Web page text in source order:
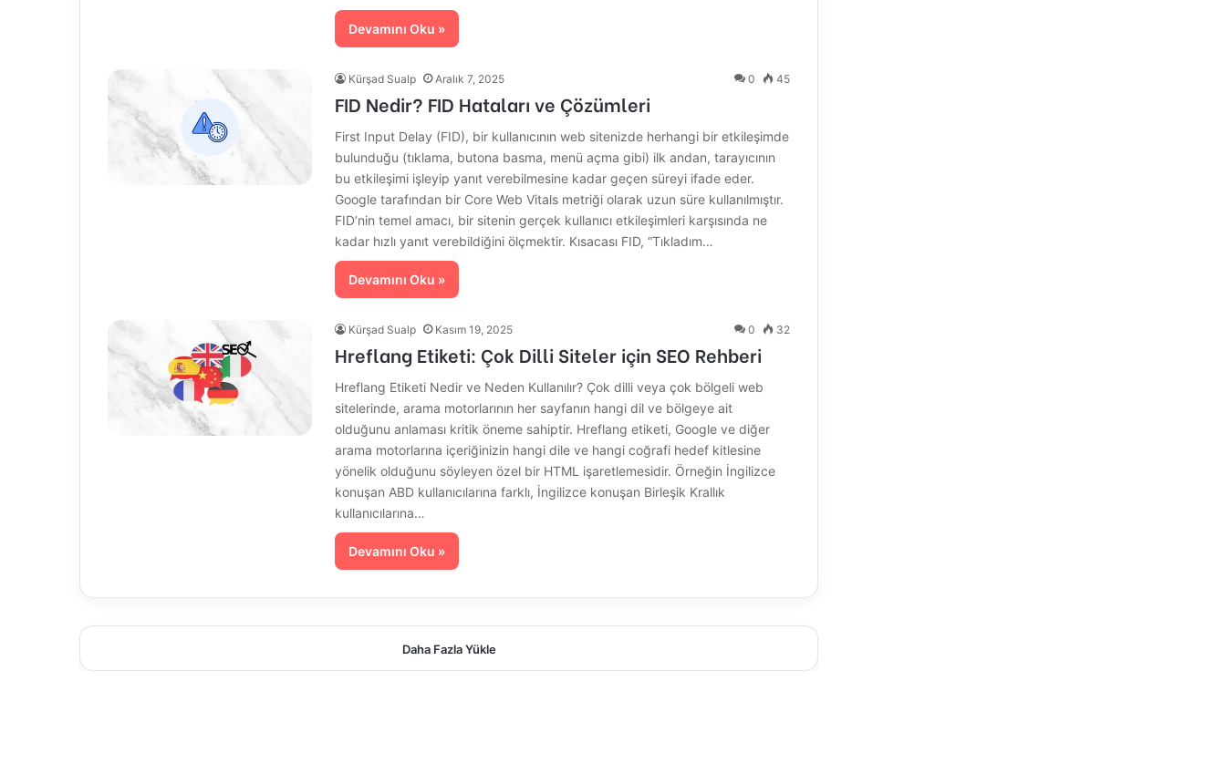
Devamını Oku »
Kürşad Sualp Aralık 7, 2025 0 45
FID Nedir? FID Hataları ve Çözümleri
First Input Delay (FID), bir kullanıcının web sitenizde herhangi bir etkileşimde
bulunduğu (tıklama, butona basma, menü açma gibi) ilk andan, tarayıcının
bu etkileşimi işleyip yanıt verebilmesine kadar geçen süreyi ifade eder.
Google tarafından bir Core Web Vitals metriği olarak uzun süre kullanılmıştır.
FID’nin temel amacı, bir sitenin gerçek kullanıcı etkileşimleri karşısında ne
kadar hızlı yanıt verebildiğini ölçmektir. Kısacası FID, “Tıkladım…
Devamını Oku »
Kürşad Sualp Kasım 19, 2025 0 32
Hreflang Etiketi: Çok Dilli Siteler için SEO Rehberi
Hreflang Etiketi Nedir ve Neden Kullanılır? Çok dilli veya çok bölgeli web
sitelerinde, arama motorlarının her sayfanın hangi dil ve bölgeye ait
olduğunu anlaması kritik öneme sahiptir. Hreflang etiketi, Google ve diğer
arama motorlarına içeriğinizin hangi dile ve hangi coğrafi hedef kitlesine
yönelik olduğunu söyleyen özel bir HTML işaretlemesidir. Örneğin İngilizce
konuşan ABD kullanıcılarına farklı, İngilizce konuşan Birleşik Krallık
kullanıcılarına…
Devamını Oku »
Daha Fazla Yükle